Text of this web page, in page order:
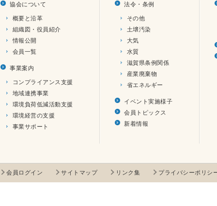
協会について
概要と沿革
組織図・役員紹介
情報公開
会員一覧
事業案内
コンプライアンス支援
地域連携事業
環境負荷低減活動支援
環境経営の支援
事業サポート
法令・条例
その他
土壌汚染
大気
水質
滋賀県条例関係
産業廃棄物
省エネルギー
イベント実施様子
会員トピックス
新着情報
会員ログイン サイトマップ リンク集 プライバシーポリシ